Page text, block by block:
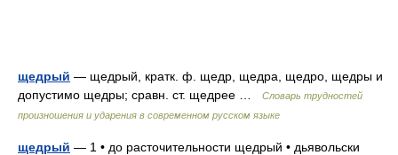
щедрый — щедрый, кратк. ф. щедр, щедра, щедро, щедры и
допустимо щедры; сравн. ст. щедрее …
Словарь трудностей
произношения и ударения в современном русском языке
щедрый — 1 • до расточительности щедрый • дьявольски